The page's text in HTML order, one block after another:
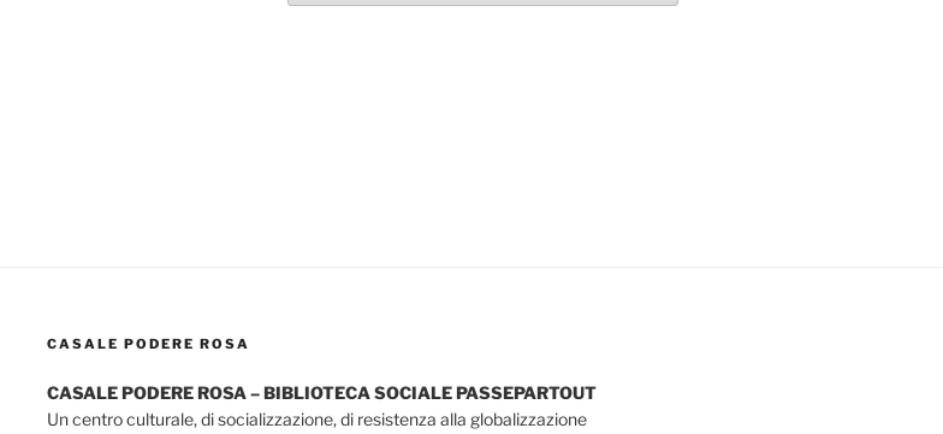
CASALE PODERE ROSA
CASALE PODERE ROSA – BIBLIOTECA SOCIALE PASSEPARTOUT
Un centro culturale, di socializzazione, di resistenza alla globalizzazione